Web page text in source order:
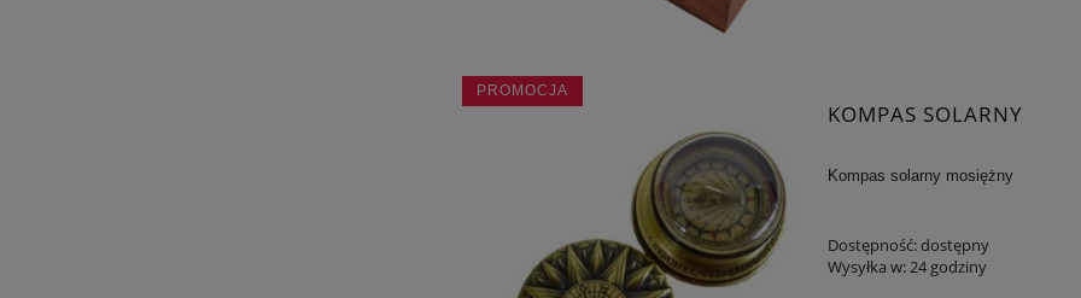
KOMPAS SOLARNY
Kompas solarny mosiężny
Dostępność:dostępny
Wysyłka w:24 godziny
PROMOCJA